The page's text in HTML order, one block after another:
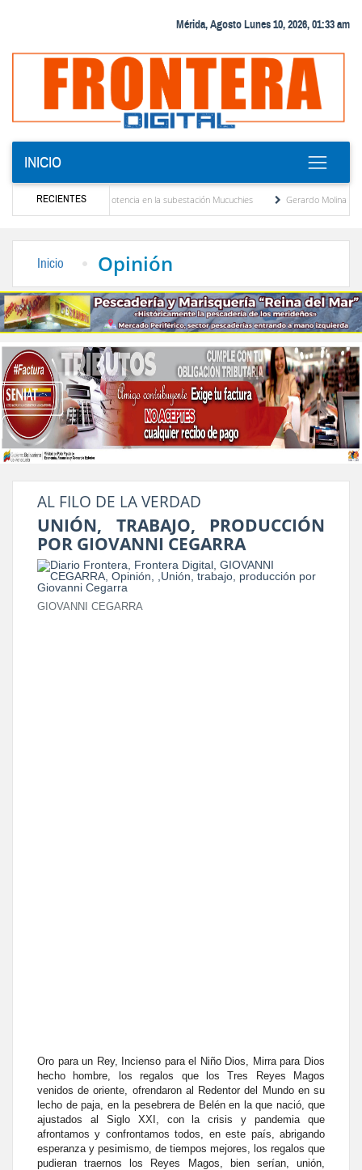
Mérida, Agosto Lunes 10, 2026, 01:33 am
INICIO
RECIENTES
transformador de potencia en la subestación Mucuchies
Gerardo Molina: “El
Inicio Opinión
AL FILO DE LA VERDAD
UNIÓN, TRABAJO, PRODUCCIÓN
POR GIOVANNI CEGARRA
GIOVANNI CEGARRA
Oro para un Rey, Incienso para el Niño Dios, Mirra para Dios
hecho hombre, los regalos que los Tres Reyes Magos
venidos de oriente, ofrendaron al Redentor del Mundo en su
lecho de paja, en la pesebrera de Belén en la que nació, que
ajustados al Siglo XXI, con la crisis y pandemia que
afrontamos y confrontamos todos, en este país, abrigando
esperanza y pesimismo, de tiempos mejores, los regalos que
pudieran traernos los Reyes Magos, bien serían, unión,